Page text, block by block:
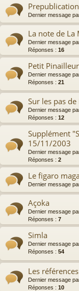
Dernier message
La note de La
Dernier message
Réponses : 16
Petit
Dernier message
Réponses : 21
Sur les pas
Dernier message
Réponses : 12
Supplément
15/11/2003
Dernier message
Réponses : 2
Le figaro
Dernier message
Açoka
Dernier message
Réponses : 7
Simla
Dernier message
Réponses : 54
Les
Dernier message
Réponses : 10